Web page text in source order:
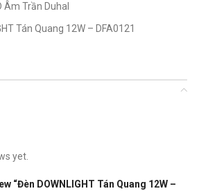
Âm Trần Duhal
Tán Quang 12W – DFA0121
yet.
“Đèn DOWNLIGHT Tán Quang 12W –